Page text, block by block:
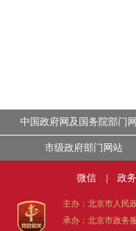
中国政府网及国务院部门
市级政府部门网站
微信 政
主办：北京市人民
承办：北京市政务